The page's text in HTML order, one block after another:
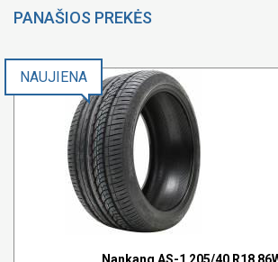
PANAŠIOS PREKĖS
NAUJIENA
Nankang AS-1 205/40 R18